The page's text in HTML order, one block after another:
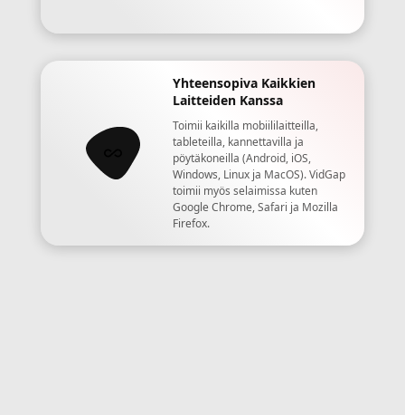
Yhteensopiva Kaikkien
Laitteiden Kanssa
Toimii kaikilla mobiililaitteilla,
tableteilla, kannettavilla ja
pöytäkoneilla (Android, iOS,
Windows, Linux ja MacOS). VidGap
toimii myös selaimissa kuten
Google Chrome, Safari ja Mozilla
Firefox.